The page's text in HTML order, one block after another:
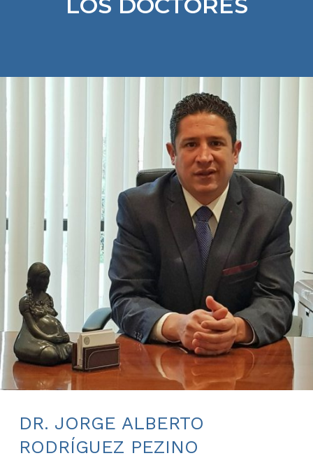
DR. JORGE ALBERTO
RODRÍGUEZ PEZINO